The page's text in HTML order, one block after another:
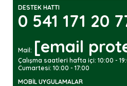
DESTEK HATTI
0 541 171 20
Mail: [email
Çalışma saatleri hafta içi: 10:00 -
Cumartesi: 10:00 - 17:00
MOBIL UYGULAMALAR